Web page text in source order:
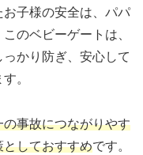
子様の安全は、パパ
のベビーゲートは、
かり防ぎ、安心して
。
の事故につながりやす
しておすすめです。